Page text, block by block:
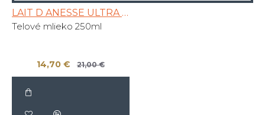
LAIT D ANESSE ULTRA 10%
Telové mlieko 250ml
14,70 € 21,00 €